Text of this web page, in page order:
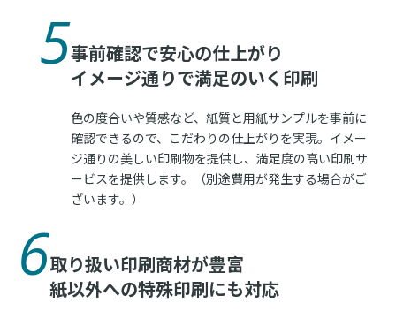
5事前確認で安心の仕上がり
イメージ通りで満足のいく印刷
色の度合いや質感など、紙質と用紙サンプルを事前に
確認できるので、こだわりの仕上がりを実現。イメー
ジ通りの美しい印刷物を提供し、満足度の高い印刷サ
ービスを提供します。（別途費用が発生する場合がご
ざいます。）
6取り扱い印刷商材が豊富
紙以外への特殊印刷にも対応